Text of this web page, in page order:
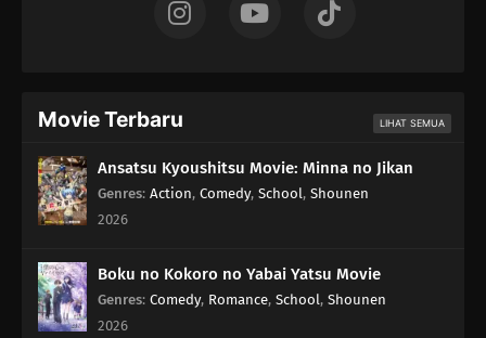
Movie Terbaru LIHAT SEMUA
Ansatsu Kyoushitsu Movie: Minna no Jikan
Genres: Action, Comedy, School, Shounen
2026
Boku no Kokoro no Yabai Yatsu Movie
Genres: Comedy, Romance, School, Shounen
2026